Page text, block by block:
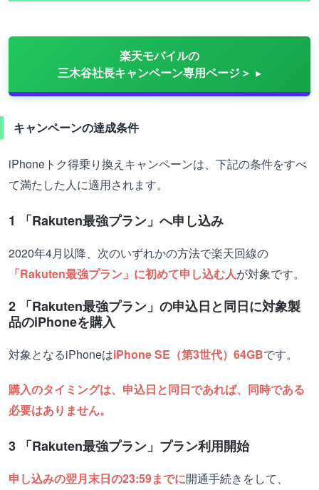
楽天モバイルの
三木谷社長キャンペーン専用ページ＞
キャンペーンの達成条件
iPhoneトク得乗り換えキャンペーンは、下記の条件をすべ
て満たした人に適用されます。
1 「Rakuten最強プラン」へ申し込み
2020年4月以降、次のいずれかの方法で楽天回線の
「Rakuten最強プラン」に初めて申し込む人が対象です。
2 「Rakuten最強プラン」の申込日と同日に対象製
品のiPhoneを購入
対象となるiPhoneはiPhone SE （第3世代）64GBです。
購入のタイミングは、申込日と同日であれば、同時である
必要はありません。
3 「Rakuten最強プラン」プラン利用開始
申し込みの翌月末日の23:59までに開通手続きをして、